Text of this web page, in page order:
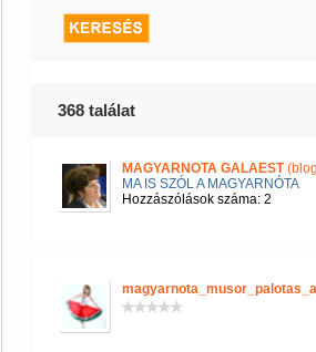
368 találat
MAGYARNOTA GALAEST
MA IS SZÓL A MAGYARNÓTA
Hozzászólások száma: 2